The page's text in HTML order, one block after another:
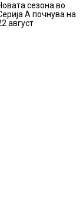
сезона во
А почнува на
август